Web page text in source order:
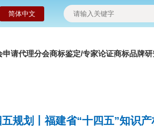
简体中文
申请代理分会商标鉴定/专家论证商标品牌
规划丨福建省“十四五”知识